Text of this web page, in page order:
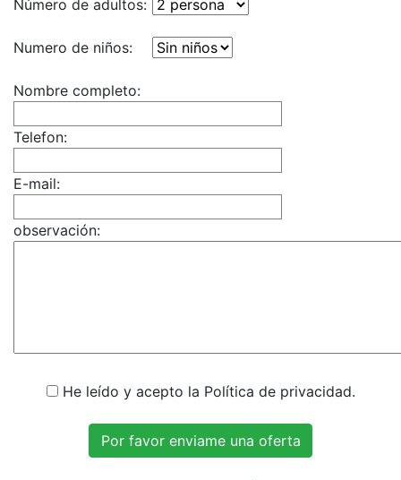
Número de adultos:
Numero de niños:
Nombre completo:
Telefon:
E-mail:
observación:
He leído y acepto la Política de privacidad.